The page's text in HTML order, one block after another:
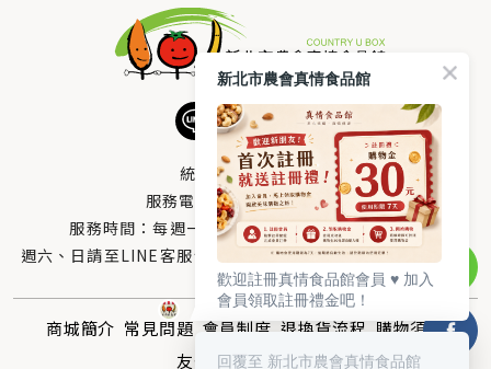
統編：33378005
服務電話：0800-666-980
服務時間：每週一至週五AM 8：10～PM 5：00
週六、日請至LINE客服留言 LINE@帳號搜尋：@uboxorg
商城簡介 常見問題 會員制度 退換貨流程 購物須知
友情連結 聯絡我們
新北市農會真情食品館
歡迎註冊真情食品館會員 ♥️ 加入
會員領取註冊禮金吧！
回覆至 新北市農會真情食品館